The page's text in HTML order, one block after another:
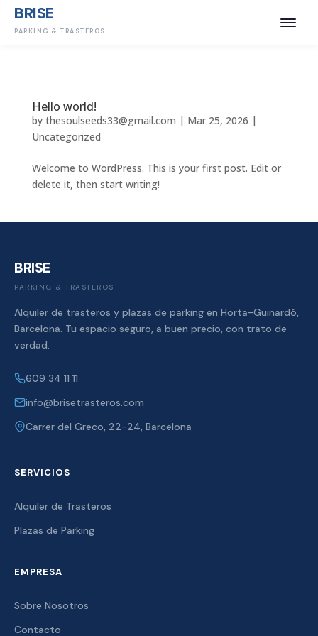
Hello world!
by thesoulseeds33@gmail.com | Mar 25, 2026 |
Uncategorized
Welcome to WordPress. This is your first post. Edit or
delete it, then start writing!
BRISE
PARKING & TRASTEROS
Alquiler de trasteros y plazas de parking en Horta-Guinardó,
Barcelona. Tu espacio seguro, a buen precio, con trato de
verdad.
609 34 11 11
info@brisetrasteros.com
Carrer del Greco, 22-24, Barcelona
SERVICIOS
Alquiler de Trasteros
Plazas de Parking
EMPRESA
Sobre Nosotros
Contacto
BRISE
PARKING & TRASTEROS